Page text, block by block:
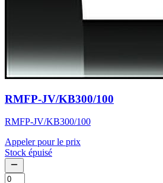
RMFP-JV/KB300/100
RMFP-JV/KB300/100
Appeler pour le prix
Stock épuisé